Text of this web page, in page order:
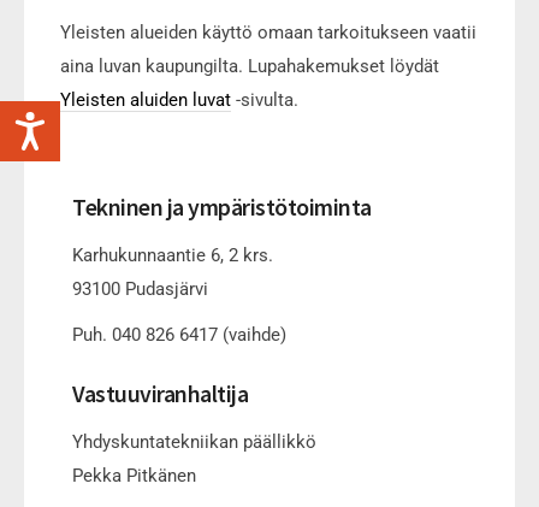
Yleisten alueiden käyttö omaan tarkoitukseen vaatii
aina luvan kaupungilta. Lupahakemukset löydät
Yleisten aluiden luvat -sivulta.
Tekninen ja ympäristötoiminta
Karhukunnaantie 6, 2 krs.
93100 Pudasjärvi
Puh. 040 826 6417 (vaihde)
Vastuuviranhaltija
Yhdyskuntatekniikan päällikkö
Pekka Pitkänen